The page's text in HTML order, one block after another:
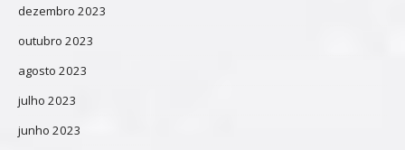
dezembro 2023
outubro 2023
agosto 2023
julho 2023
junho 2023